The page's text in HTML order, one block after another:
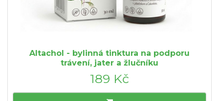
Altachol - bylinná tinktura na podporu
trávení, jater a žlučníku
189 Kč